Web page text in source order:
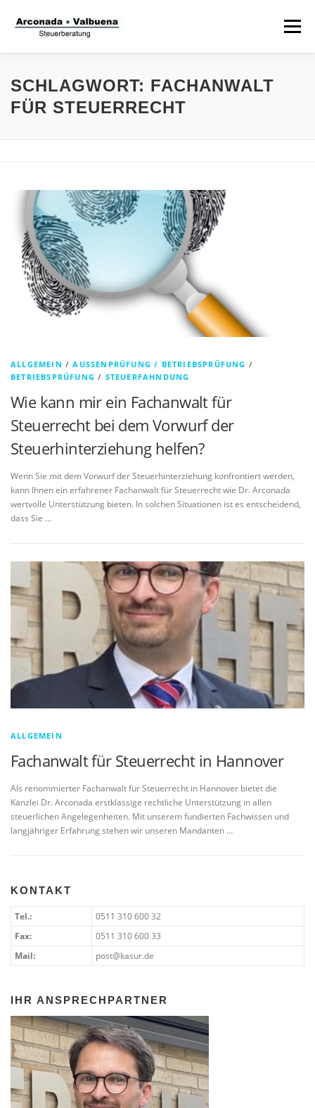
Inhalt
Menü
STARTSEITE STEUERANWALT
SCHLAGWORT: FACHANWALT
FÜR STEUERRECHT
ALLGEMEIN /AUSSENPRÜFUNG / BETRIEBSPRÜFUNG
/
BETRIEBSPRÜFUNG / STEUERFAHNDUNG
Wie kann mir ein Fachanwalt für
Steuerrecht bei dem Vorwurf der
Steuerhinterziehung helfen?
Wenn Sie mit dem Vorwurf der Steuerhinterziehung konfrontiert werden,
kann Ihnen ein erfahrener Fachanwalt für Steuerrecht wie Dr. Arconada
wertvolle Unterstützung bieten. In solchen Situationen ist es entscheidend,
dass Sie …
ALLGEMEIN
Fachanwalt für Steuerrecht in Hannover
Als renommierter Fachanwalt für Steuerrecht in Hannover bietet die
Kanzlei Dr. Arconada erstklassige rechtliche Unterstützung in allen
steuerlichen Angelegenheiten. Mit unserem fundierten Fachwissen und
langjähriger Erfahrung stehen wir unseren Mandanten …
KONTAKT
Tel.:
0511 310 600 32
Fax:
0511 310 600 33
Mail:
post@kasur.de
IHR ANSPRECHPARTNER